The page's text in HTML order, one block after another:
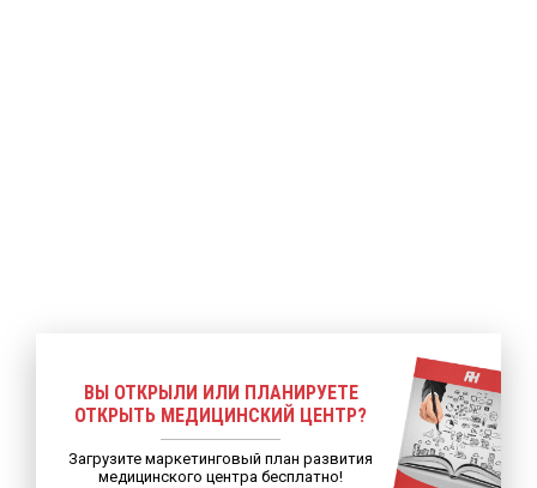
ВЫ ОТКРЫЛИ ИЛИ ПЛАНИРУЕТЕ
ОТКРЫТЬ МЕДИЦИНСКИЙ ЦЕНТР?
Загрузите маркетинговый план развития
медицинского центра бесплатно!